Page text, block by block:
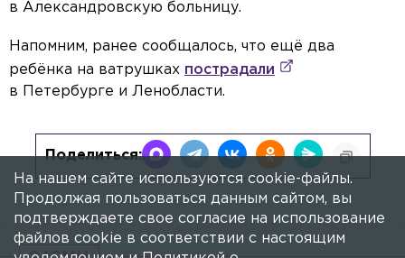
в Александровскую больницу.
Напомним, ранее сообщалось, что ещё два
ребёнка на ватрушках пострадали
в Петербурге и Ленобласти.
Поделиться:
На нашем сайте используются cookie-файлы.
Продолжая пользоваться данным сайтом, вы
подтверждаете свое согласие на использование
файлов cookie в соответствии с настоящим